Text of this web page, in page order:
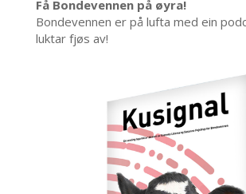
Få Bondevennen på øyra!
Bondevennen er på lufta med ein
luktar fjøs av!